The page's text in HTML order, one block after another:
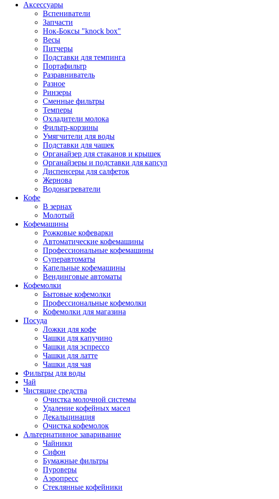
Аксессуары
Вспениватели
Запчасти
Нок-Боксы "knock box"
Весы
Питчеры
Подставки для темпинга
Портафильтр
Разравниватель
Разное
Ринзеры
Сменные фильтры
Темперы
Охладители молока
Фильтр-корзины
Умягчители для воды
Подставки для чашек
Органайзер для стаканов и крышек
Органайзеры и подставки для капсул
Диспенсеры для салфеток
Жернова
Водонагреватели
Кофе
В зернах
Молотый
Кофемашины
Рожковые кофеварки
Автоматические кофемашины
Профессиональные кофемашины
Суперавтоматы
Капельные кофемашины
Вендинговые автоматы
Кофемолки
Бытовые кофемолки
Профессиональные кофемолки
Кофемолки для магазина
Посуда
Ложки для кофе
Чашки для капучино
Чашки для эспрессо
Чашки для латте
Чашки для чая
Фильтры для воды
Чай
Чистящие средства
Очистка молочной системы
Удаление кофейных масел
Декальцинация
Очистка кофемолок
Альтернативное заваривание
Чайники
Сифон
Бумажные фильтры
Пуроверы
Аэропресс
Стеклянные кофейники